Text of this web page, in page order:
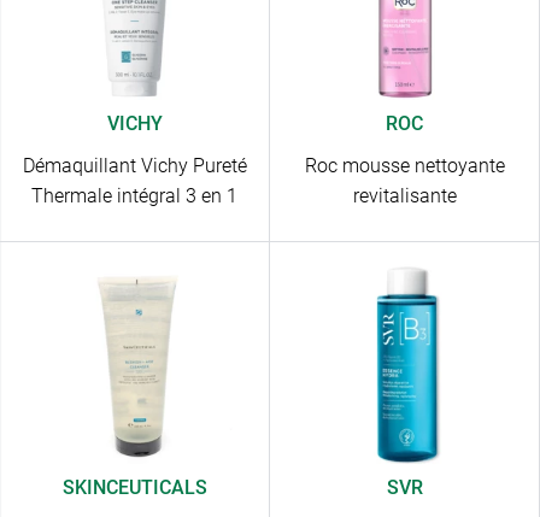
VICHY
Démaquillant Vichy Pureté
Thermale intégral 3 en 1
ROC
Roc mousse nettoyante
revitalisante
SKINCEUTICALS
SVR